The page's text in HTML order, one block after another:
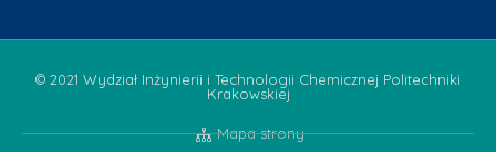
© 2021 Wydział Inżynierii i Technologii Chemicznej Politechniki
Krakowskiej
Mapa strony